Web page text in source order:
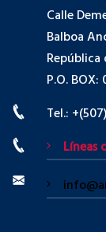
Calle
Balboa
República
P.O.
Tel.:
Líneas